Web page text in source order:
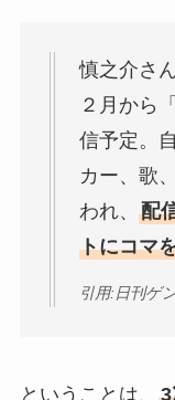
慎之介さ
２月から
信予定。
カー、歌
われ、 配
トにコマ
引用:日刊ゲ
ということは、